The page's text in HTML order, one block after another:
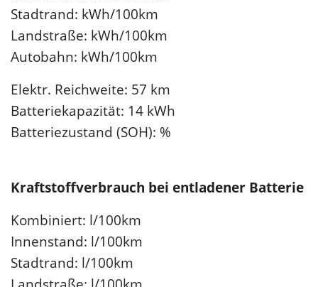
Stadtrand: kWh/100km
Landstraße: kWh/100km
Autobahn: kWh/100km
Elektr. Reichweite: 57 km
Batteriekapazität: 14 kWh
Batteriezustand (SOH): %
Kraftstoffverbrauch bei entladener Batterie
Kombiniert: l/100km
Innenstand: l/100km
Stadtrand: l/100km